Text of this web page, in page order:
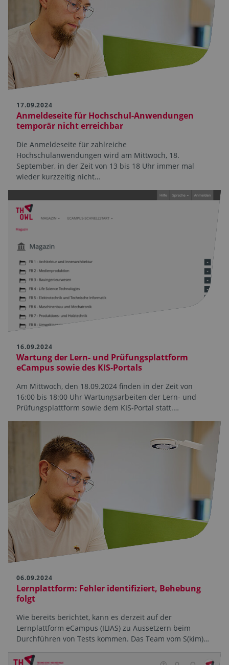
17.09.2024
Anmeldeseite für Hochschul-Anwendungen
temporär nicht erreichbar
Die Anmeldeseite für zahlreiche
Hochschulanwendungen wird am Mittwoch, 18.
September, in der Zeit von 13 bis 18 Uhr immer mal
wieder kurzzeitig nicht…
16.09.2024
Wartung der Lern- und Prüfungsplattform
eCampus sowie des KIS-Portals
Am Mittwoch, den 18.09.2024 finden in der Zeit von
16:00 bis 18:00 Uhr Wartungsarbeiten der Lern- und
Prüfungsplattform sowie dem KIS-Portal statt.…
06.09.2024
Lernplattform: Fehler identifiziert, Behebung
folgt
Wie bereits berichtet, kann es derzeit auf der
Lernplattform eCampus (ILIAS) zu Aussetzern beim
Durchführen von Tests kommen. Das Team vom S(kim)…